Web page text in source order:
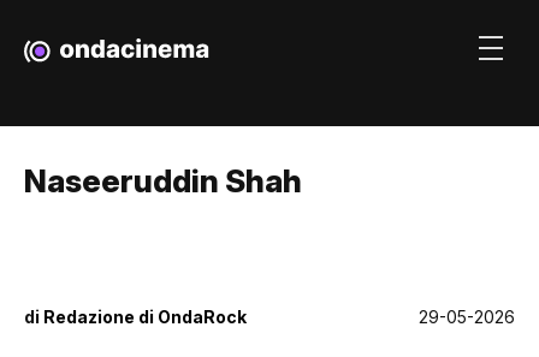
Naseeruddin Shah
di Redazione di OndaRock 29-05-2026